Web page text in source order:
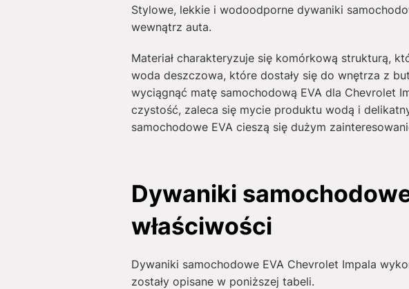
Stylowe, lekkie i wodoodporne dywaniki
wewnątrz auta.
Materiał charakteryzuje się komórkową strukturą,
woda deszczowa, które dostały się do wnętrza z
wyciągnąć matę samochodową EVA dla Chevrolet
czystość, zaleca się mycie produktu wodą i
samochodowe EVA cieszą się dużym
Dywaniki
właściwości
Dywaniki samochodowe EVA Chevrolet Impala
zostały opisane w poniższej tabeli.